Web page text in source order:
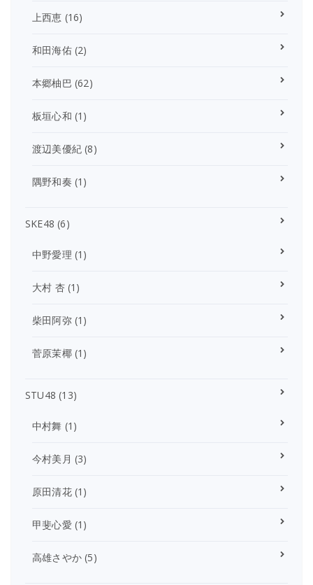
上西恵 (16)
和田海佑(2)
本郷柚巴 (62)
板垣心和 (1)
渡辺美優紀 (8)
隅野和奏 (1)
SKE48 (6)
中野愛理 (1)
大村 杏(1)
柴田阿弥(1)
菅原茉椰(1)
STU48 (13)
中村舞 (1)
今村美月 (3)
原田清花(1)
甲斐心愛 (1)
高雄さやか (5)